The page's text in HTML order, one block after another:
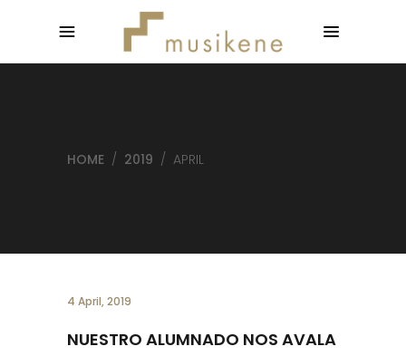
HOME / 2019 / APRIL
4 April, 2019
NUESTRO ALUMNADO NOS AVALA